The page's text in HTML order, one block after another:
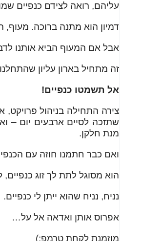
עליהם, רואה לצידם כנפיים
דמיון הוא מתנה ברוכה.
אבל אם המעוף הביא אותנו
זה מתחיל בארון עליון
אל תשמטו כנפיים!
צירה התחילה בניהול
שתזכה לסיים ארבעים יום –
מנת חלקן.
ואם כבר חתמנו חוזה עם
הוא מסוגל לתת לך זוג
נניח, נניח שהוא ייתן לי כנפיים.
אפרוס אותן ואדאה אל על…
מוזמנת לקחת טרמפ:)